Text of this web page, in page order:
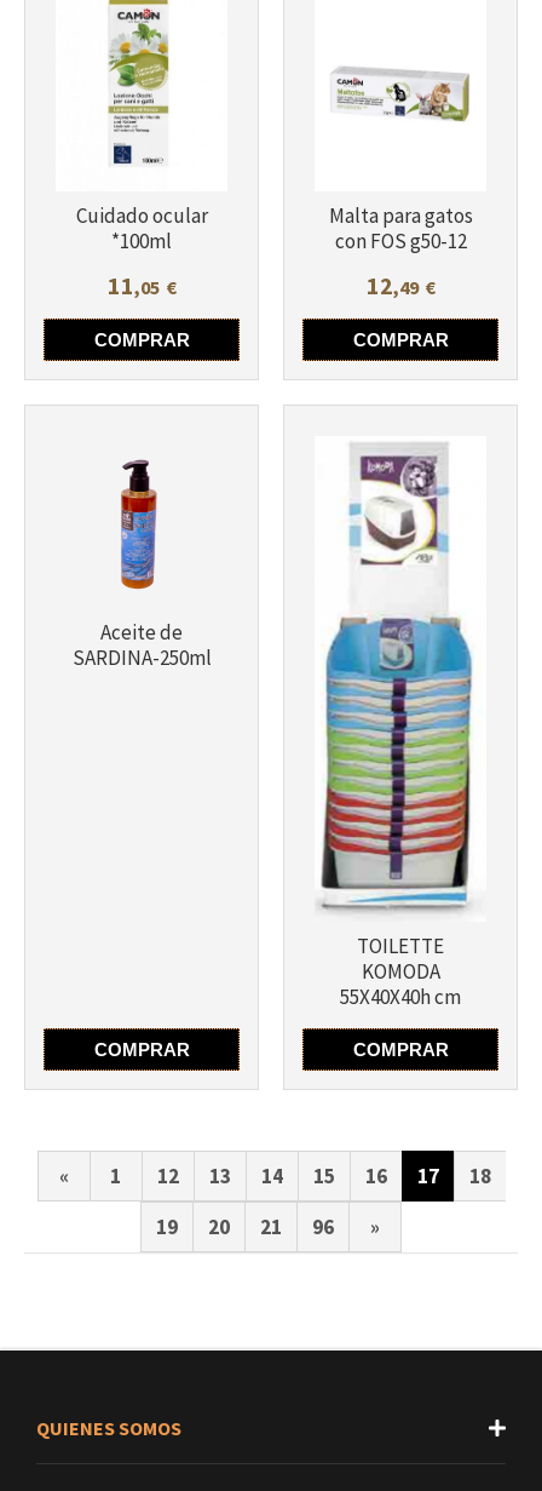
Cuidado ocular
*100ml
11,05 €
COMPRAR
Malta para gatos
con FOS g50-12
12,49 €
COMPRAR
Aceite de
SARDINA-250ml
COMPRAR
TOILETTE
KOMODA
55X40X40h cm
COMPRAR
« 1 12 13 14 15 16 17
18
19
20 21 96 »
QUIENES SOMOS